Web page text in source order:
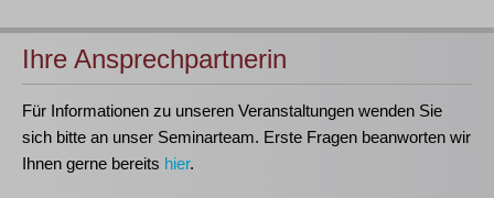
Ihre Ansprechpartnerin
Für Informationen zu unseren Veranstaltungen wenden Sie
sich bitte an unser Seminarteam. Erste Fragen beanworten wir
Ihnen gerne bereits hier.